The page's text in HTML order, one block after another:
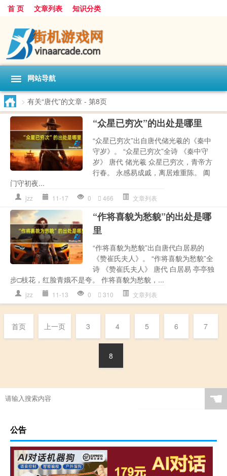
首 页 文章列表 知识分类
网站导航
> 有关“唐代”的文章 - 第8页
“众星已穷次”的出处是哪里
“众星已穷次”出自唐代储光羲的《秦中
守岁》。 “众星已穷次”全诗 《秦中守
岁》 唐代 储光羲 众星已穷次，青帝方
行春。 永感易成戚，离居难重陈。 阖
门守初夜...
jzz 11-17 0 466 文章列表
“作将喜貌为愁貌”的出处是哪
里
“作将喜貌为愁貌”出自唐代白居易的
《赞崔氏夫人》。 “作将喜貌为愁貌”全
诗 《赞崔氏夫人》 唐代 白居易 亭亭独
步□枝花，红脸青娥不是夸。 作将喜貌为愁貌，...
jzz 11-13 0 310 文章列表
首页 上一页 3 4 5 6 7
8
☚
公告